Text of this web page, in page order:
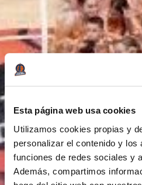
Esta página web usa cookies
Utilizamos cookies propias y
personalizar el contenido y los
funciones de redes sociales y
Además, compartimos